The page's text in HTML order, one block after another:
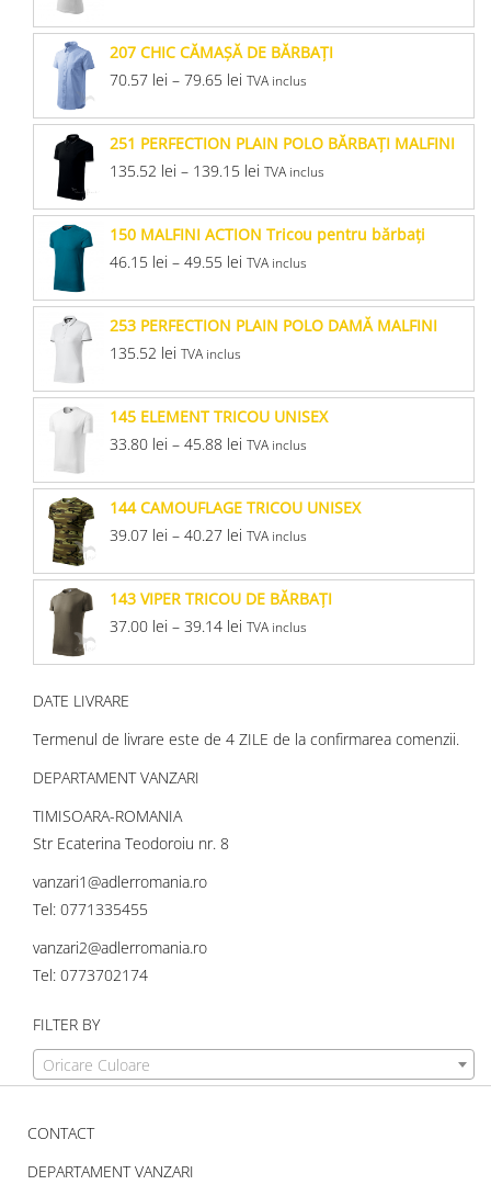
207 CHIC CĂMAŞĂ DE BĂRBAŢI
70.57 lei – 79.65 lei TVA inclus
251 PERFECTION PLAIN POLO BĂRBAŢI MALFINI
135.52 lei – 139.15 lei TVA inclus
150 MALFINI ACTION Tricou pentru bărbaţi
46.15 lei – 49.55 lei TVA inclus
253 PERFECTION PLAIN POLO DAMĂ MALFINI
135.52 lei TVA inclus
145 ELEMENT TRICOU UNISEX
33.80 lei – 45.88 lei TVA inclus
144 CAMOUFLAGE TRICOU UNISEX
39.07 lei – 40.27 lei TVA inclus
143 VIPER TRICOU DE BĂRBAŢI
37.00 lei – 39.14 lei TVA inclus
DATE LIVRARE
Termenul de livrare este de 4 ZILE de la confirmarea comenzii.
DEPARTAMENT VANZARI
TIMISOARA-ROMANIA
Str Ecaterina Teodoroiu nr. 8
vanzari1@adlerromania.ro
Tel: 0771335455
vanzari2@adlerromania.ro
Tel: 0773702174
FILTER BY
Oricare Culoare
CONTACT
DEPARTAMENT VANZARI